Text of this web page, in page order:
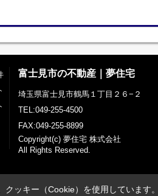
富士見市の不動産｜夢住宅
埼玉県富士見市鶴馬１丁目２６−２
TEL:049-255-4500
FAX:049-255-8899
Copyright(c) 夢住宅 株式会社
All Rights Reserved.
ッキー（Cookie）を使用しています。